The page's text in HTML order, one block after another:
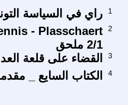
راي في السياسة 1
2/1 ملحق
2
القضاء على قلعة 3
الكتاب السايع _ 4